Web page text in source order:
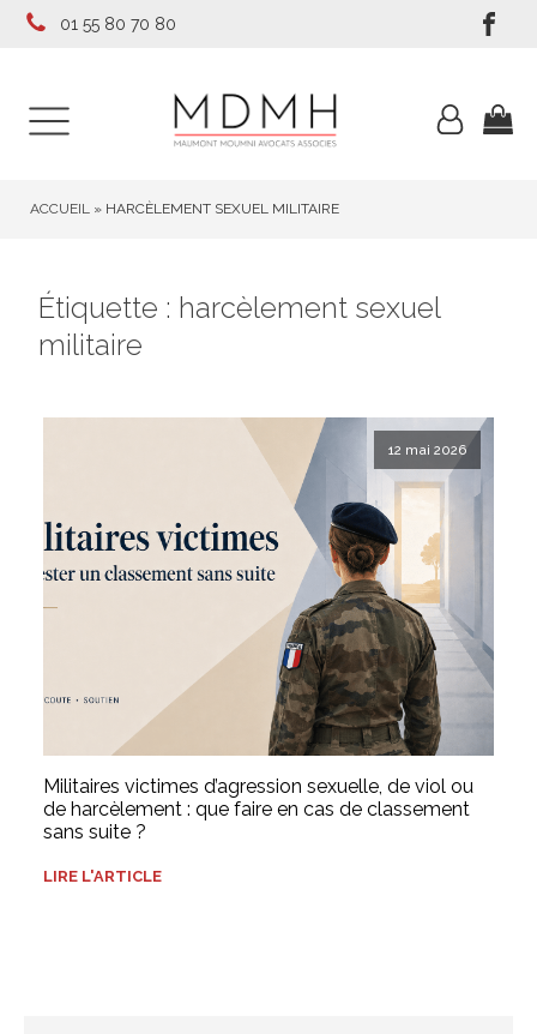
01 55 80 70 80
ACCUEIL » HARCÈLEMENT SEXUEL MILITAIRE
Étiquette : harcèlement sexuel
militaire
12 mai 2026
Militaires victimes d’agression sexuelle, de viol ou
de harcèlement : que faire en cas de classement
sans suite ?
LIRE L'ARTICLE